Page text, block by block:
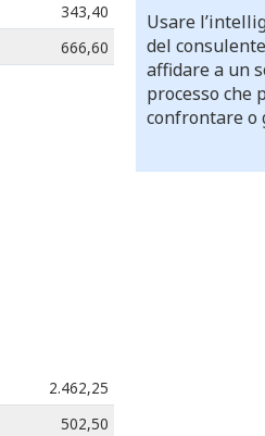
343,40
666,60
2.462,25
502,50
Usare
del
affidare a un
processo che
confrontare o